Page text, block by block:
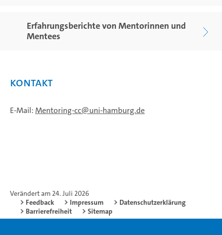
Erfahrungsberichte von Mentorinnen und
Mentees
Kontakt
E-Mail:Mentoring-cc uni-hamburg.de
Verändert am 24. Juli 2026
Feedback
Impressum
Datenschutzerklärung
Barrierefreiheit
Sitemap